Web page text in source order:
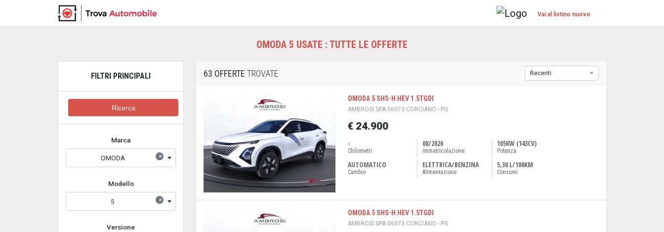
Vai al listino nuovo
OMODA 5 USATE : TUTTE LE OFFERTE
FILTRI PRINCIPALI
Ricerca
Marca
×
OMODA
Modello
×
5
Versione
63 OFFERTE TROVATE Recenti
OMODA 5 SHS-H HEV 1.5TGDI
AMBROSI SPA 06073 CORCIANO - PG
€ 24.900
-
Chilometri
08/2026
Immatricolazione
105KW (143CV)
Potenza
AUTOMATICO
Cambio
ELETTRICA/BENZINA
Alimentazione
5,30 L/100KM
Consumi
OMODA 5 SHS-H HEV 1.5TGDI
AMBROSI SPA 06073 CORCIANO - PG